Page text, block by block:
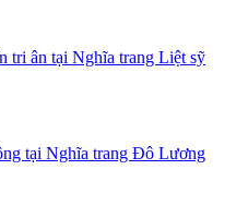
tri ân tại Nghĩa trang Liệt sỹ
tại Nghĩa trang Đô Lương